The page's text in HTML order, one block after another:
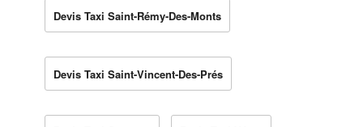
Devis Taxi Saint-Rémy-Des-Monts
Devis Taxi Saint-Vincent-Des-Prés